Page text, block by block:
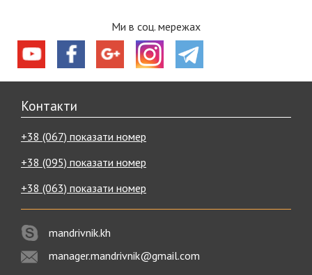
Ми в соц. мережах
Контакти
+38 (067) показати номер
+38 (095) показати номер
+38 (063) показати номер
mandrivnik.kh
manager.mandrivnik@gmail.com